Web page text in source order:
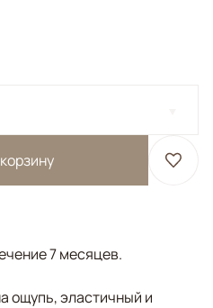
7 месяцев.
ощупь, эластичный и